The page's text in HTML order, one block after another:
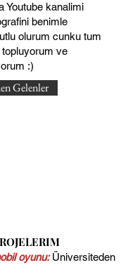
Youtube kanalimi
benimle
olurum cunku tum
topluyorum ve
:)
Gelenler
oyunu: Üniversiteden